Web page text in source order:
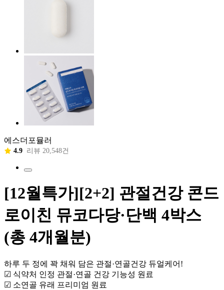
에스더포뮬러
4.9 리뷰 20,548건
[12월특가][2+2] 관절건강 콘드
로이친 뮤코다당·단백 4박스
(총 4개월분)
하루 두 정에 꽉 채워 담은 관절·연골건강 듀얼케어!
☑ 식약처 인정 관절·연골 건강 기능성 원료
☑ 소연골 유래 프리미엄 원료